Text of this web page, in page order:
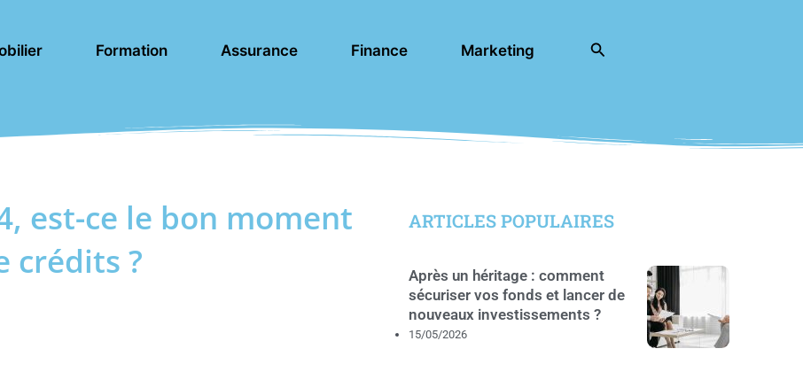
Formation Assurance Finance Marketing Rechercher
est-ce le bon moment
crédits ?
ARTICLES POPULAIRES
Après un héritage : comment
sécuriser vos fonds et lancer de
nouveaux investissements ?
15/05/2026